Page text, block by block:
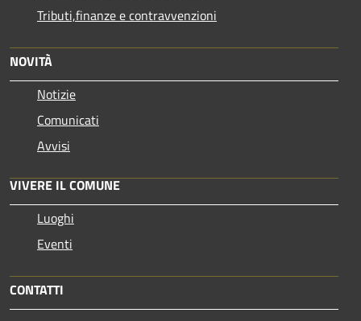
Tributi,finanze e contravvenzioni
NOVITÀ
Notizie
Comunicati
Avvisi
VIVERE IL COMUNE
Luoghi
Eventi
CONTATTI